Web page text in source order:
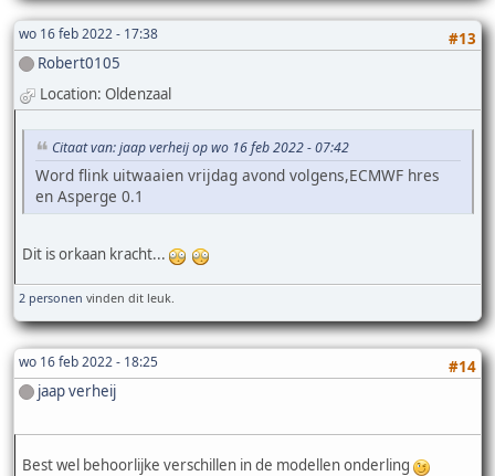
wo 16 feb 2022 - 17:38
#13
Robert0105
Location: Oldenzaal
Citaat van: jaap verheij op wo 16 feb 2022 - 07:42
Word flink uitwaaien vrijdag avond volgens,ECMWF hres
en Asperge 0.1
Dit is orkaan kracht...
2 personen vinden dit leuk.
wo 16 feb 2022 - 18:25
#14
jaap verheij
Best wel behoorlijke verschillen in de modellen onderling